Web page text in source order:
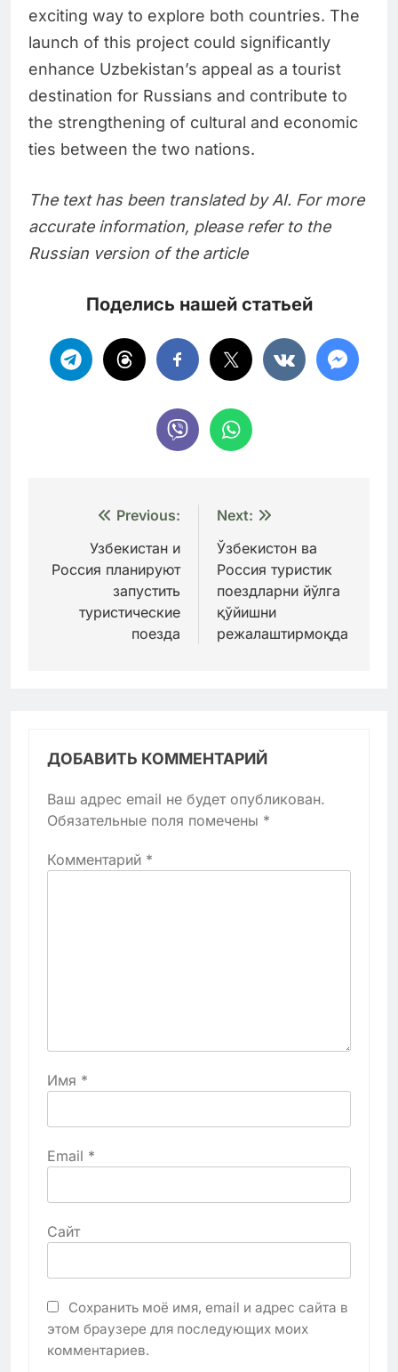
exciting way to explore both countries. The
launch of this project could significantly
enhance Uzbekistan’s appeal as a tourist
destination for Russians and contribute to
the strengthening of cultural and economic
ties between the two nations.
The text has been translated by AI. For more
accurate information, please refer to the
Russian version of the article
Поделись нашей статьей
Навигация
записям
Previous:
Узбекистан и
Россия планируют
запустить
туристические
поезда
Next:
Ўзбекистон ва
Россия туристик
поездларни йўлга
қўйишни
режалаштирмоқда
ДОБАВИТЬ КОММЕНТАРИЙ
Ваш адрес email не будет опубликован.
Обязательные поля помечены *
Комментарий *
Имя *
Email *
Сайт
Сохранить моё имя, email и адрес сайта в
этом браузере для последующих моих
комментариев.